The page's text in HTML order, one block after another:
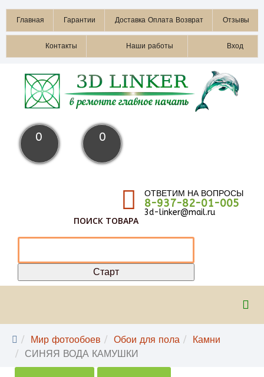
Главная Гарантии Доставка Оплата Возврат Отзывы
Контакты Наши работы Вход
0 0
ОТВЕТИМ НА ВОПРОСЫ
8-937-82-01-005
3d-linker@mail.ru
ПОИСК ТОВАРА
Мир фотообоев Обои для пола
Камни
СИНЯЯ ВОДА КАМУШКИ